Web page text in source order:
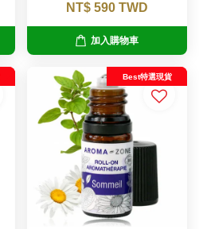
NT$ 590 TWD
加入購物車
Best特選現貨